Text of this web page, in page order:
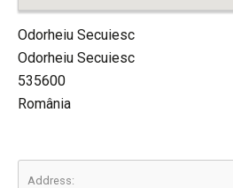
Odorheiu Secuiesc
Odorheiu Secuiesc
535600
România
Address: